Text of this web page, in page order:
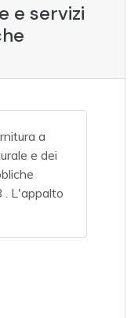
e servizi
a
e dei
. L'appalto